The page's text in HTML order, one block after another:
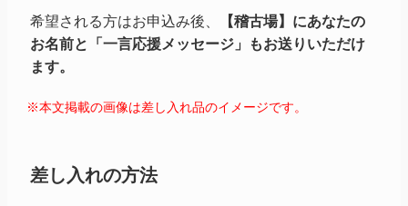
希望される方はお申込み後、
【稽古場】にあなたの
お名前と「一言応援メッセージ」もお送りいただけ
ます。
※本文掲載の画像は差し入れ品のイメージです。
差し入れの方法